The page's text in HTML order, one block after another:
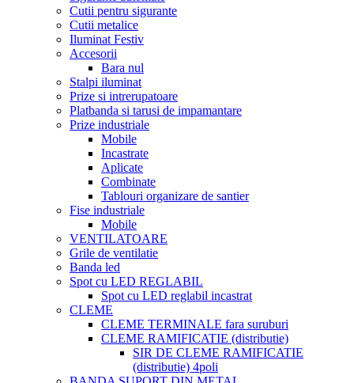
Cutii pentru sigurante
Cutii metalice
Iluminat Festiv
Accesorii
Bara nul
Stalpi iluminat
Prize si intrerupatoare
Platbanda si tarusi de impamantare
Prize industriale
Mobile
Incastrate
Aplicate
Combinate
Tablouri organizare de santier
Fise industriale
Mobile
VENTILATOARE
Grile de ventilatie
Banda led
Spot cu LED REGLABIL
Spot cu LED reglabil incastrat
CLEME
CLEME TERMINALE fara suruburi
CLEME RAMIFICATIE (distributie)
SIR DE CLEME RAMIFICATIE
(distributie) 4poli